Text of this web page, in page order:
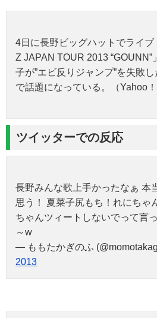
4日に長野ビッグハットでライ
Z JAPAN TOUR 2013
子が”エビ反りジャンプ”を失敗
で話題になっている。（Yahoo！
ツイッターでの反応
長野みんな歌上手かったなぁ 本
思う！ 夏菜子尻もち！れにちゃ
ちゃんツィートしないでって言
～w
— ももたかぎのふ
2013